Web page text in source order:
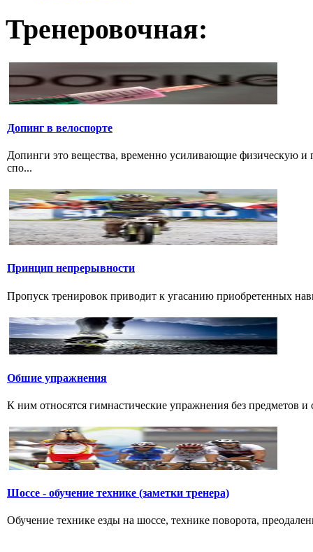
Тренеровочная:
Допинг в велоспорте
Допинги это вещества, временно усиливающие физическую и
спо...
Принцип непрерывности
Пропуск тренировок приводит к угасанию приобретенных
Обшие упражнения
К ним относятся гимнастические упражнения без предметов
Шоссе - обучение технике (заметки тренера)
Обучение технике езды на шоссе, технике поворота,